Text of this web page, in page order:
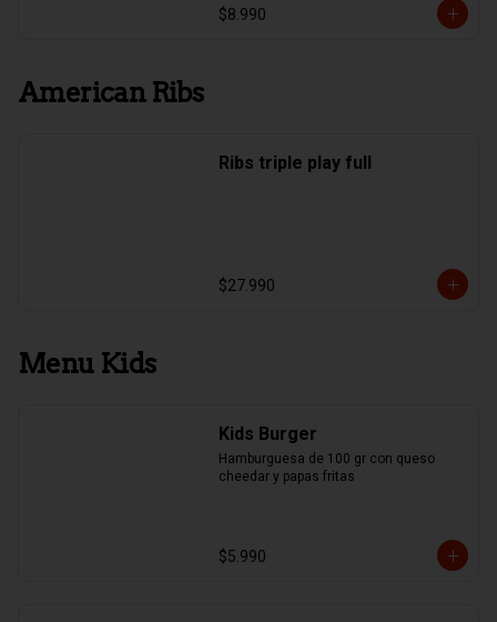
$8.990
American Ribs
Ribs triple play full
$27.990
Menu Kids
Kids Burger
Hamburguesa de 100 gr con queso
cheedar y papas fritas
$5.990